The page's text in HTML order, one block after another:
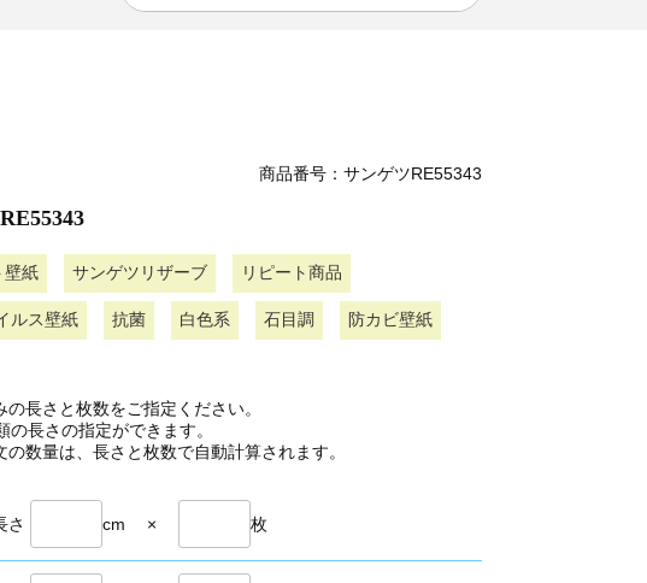
商品番号：サンゲツRE55343
壁紙 サンゲツリザーブ リピート商品
ルス壁紙 抗菌 白色系 石目調 防カビ壁紙
の長さと枚数をご指定ください。
の長さの指定ができます。
の数量は、長さと枚数で自動計算されます。
さ cm × 枚